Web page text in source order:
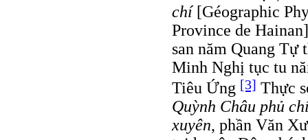
chí[Géographic
Province de
san năm Quang Tự
Minh Nghị tục tu
Tiêu Ứng [3] Thực
Quỳnh Châu phủ
xuyên, phần Văn